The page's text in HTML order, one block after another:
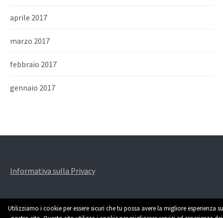
aprile 2017
marzo 2017
febbraio 2017
gennaio 2017
Informativa sulla Privacy
Utilizziamo i cookie per essere sicuri che tu possa avere la migliore esperienza